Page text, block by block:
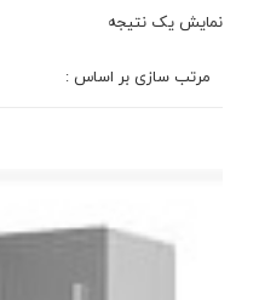
نمایش یک نتیجه
مرتب سازی بر اساس :